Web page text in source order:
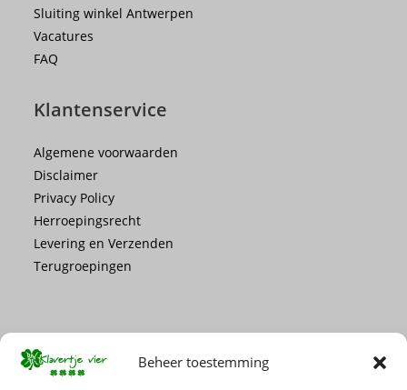
Beheer toestemming
Sluiting winkel Antwerpen
Vacatures
FAQ
Klantenservice
Algemene voorwaarden
Disclaimer
Privacy Policy
Herroepingsrecht
Levering en Verzenden
Terugroepingen